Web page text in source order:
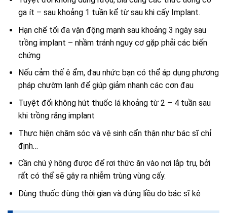
ga ít – sau khoảng 1 tuần kể từ sau khi cấy Implant.
Hạn chế tối đa vận động mạnh sau khoảng 3 ngày sau
trồng implant – nhầm tránh nguy cơ gặp phải các biến
chứng
Nếu cảm thế ê ẩm, đau nhức bạn có thể áp dụng phương
pháp chườm lạnh để giúp giảm nhanh các cơn đau
Tuyệt đối không hút thuốc lá khoảng từ 2 – 4 tuần sau
khi trồng răng implant
Thực hiện chăm sóc và vệ sinh cẩn thận như bác sĩ chỉ
định…
Cần chú ý hông được để rơi thức ăn vào nơi lắp trụ, bởi
rất có thể sẽ gây ra nhiễm trùng vùng cấy.
Dùng thuốc đùng thời gian và đúng liều do bác sĩ kê